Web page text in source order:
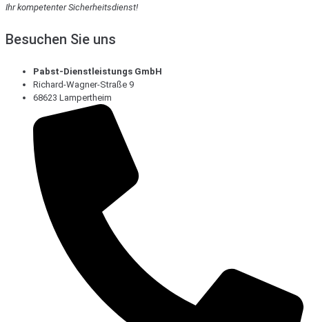
Ihr kompetenter Sicherheitsdienst!
Besuchen Sie uns
Pabst-Dienstleistungs GmbH
Richard-Wagner-Straße 9
68623 Lampertheim